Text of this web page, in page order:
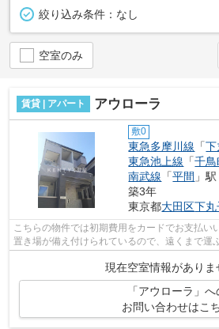
絞り込み条件： なし
空室のみ
賃貸 | アパート アウローラ
敷0
東急多摩川線 「下
東急池上線 「千鳥
南武線 「平間 」
築3年
東京都大田区下丸
こちらの物件では初期費用をカードでお支払い
置き場が備え付けられているので、遠くまで運
現在空室情報がありま
「アウローラ」へ
お問い合わせはこ